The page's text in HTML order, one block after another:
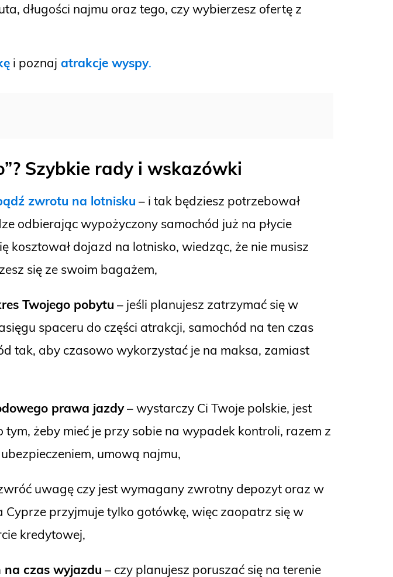
długości najmu oraz tego, czy wybierzesz ofertę z
i poznaj atrakcje wyspy.
Szybkie rady i wskazówki
zwrotu na lotnisku – i tak będziesz potrzebował
odbierając wypożyczony samochód już na płycie
kosztował dojazd na lotnisko, wiedząc, że nie musisz
się ze swoim bagażem,
Twojego pobytu – jeśli planujesz zatrzymać się w
spaceru do części atrakcji, samochód na ten czas
tak, aby czasowo wykorzystać je na maksa, zamiast
prawa jazdy– wystarczy Ci Twoje polskie, jest
żeby mieć je przy sobie na wypadek kontroli, razem z
umową najmu,
uwagę czy jest wymagany zwrotny depozyt oraz w
przyjmuje tylko gotówkę, więc zaopatrz się w
kredytowej,
czas wyjazdu – czy planujesz poruszać się na terenie